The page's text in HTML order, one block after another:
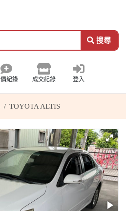
搜尋
紀錄 成交紀錄 登入
TOYOTA ALTIS